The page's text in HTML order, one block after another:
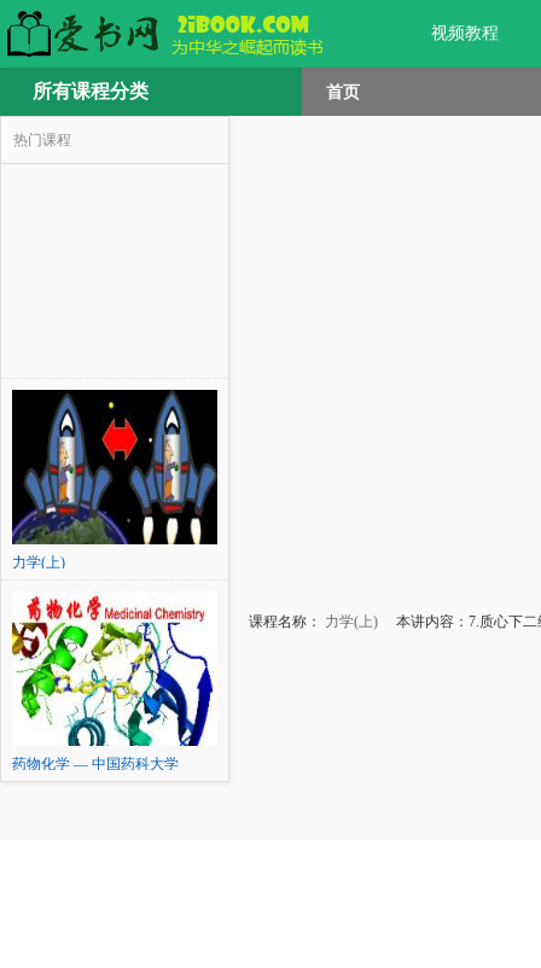
视频教程
所有课程分类 首页
热门课程
力学(上)
药物化学 — 中国药科大学
课程名称： 力学(上) 本讲内容：7.质心下二